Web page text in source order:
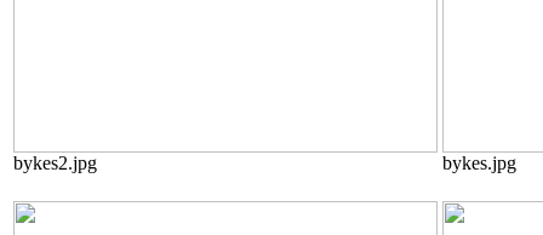
bykes2.jpg bykes.jpg